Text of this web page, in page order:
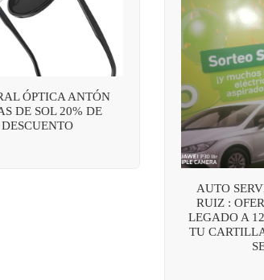
ÓPTICA ANTÓN
DE SOL 20% DE
DESCUENTO
AUTO
RUIZ :
LEGADO A
TU